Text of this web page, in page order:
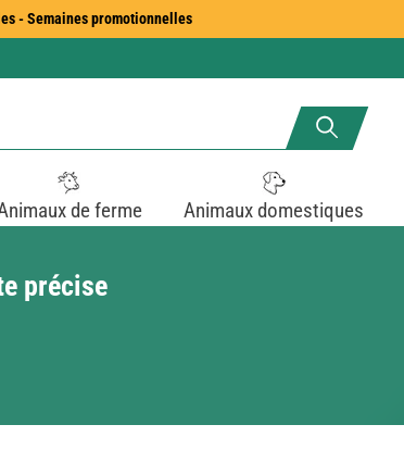
- Semaines promotionnelles
de ferme Animaux domestiques
précise